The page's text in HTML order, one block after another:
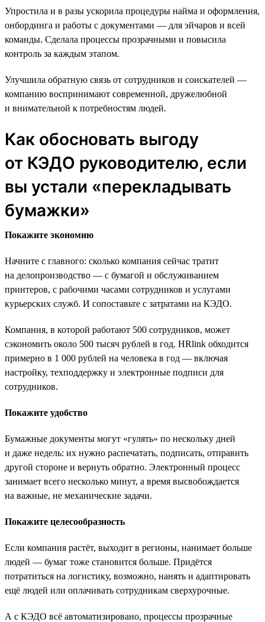
Упростила и в разы ускорила процедуры найма и оформления,
онбординга и работы с документами — для эйчаров и всей
команды. Сделала процессы прозрачными и повысила
контроль за каждым этапом.
Улучшила обратную связь от сотрудников и соискателей —
компанию воспринимают современной, дружелюбной
и внимательной к потребностям людей.
Как обосновать выгоду
от КЭДО руководителю, если
вы устали «перекладывать
бумажки»
Покажите экономию
Начните с главного: сколько компания сейчас тратит
на делопроизводство — с бумагой и обслуживанием
принтеров, с рабочими часами сотрудников и услугами
курьерских служб. И сопоставьте с затратами на КЭДО.
Компания, в которой работают 500 сотрудников, может
сэкономить около 500 тысяч рублей в год. HRlink обходится
примерно в 1 000 рублей на человека в год — включая
настройку, техподдержку и электронные подписи для
сотрудников.
Покажите удобство
Бумажные документы могут «гулять» по нескольку дней
и даже недель: их нужно распечатать, подписать, отправить
другой стороне и вернуть обратно. Электронный процесс
занимает всего несколько минут, а время высвобождается
на важные, не механические задачи.
Покажите целесообразность
Если компания растёт, выходит в регионы, нанимает больше
людей — бумаг тоже становится больше. Придётся
потратиться на логистику, возможно, нанять и адаптировать
ещё людей или оплачивать сотрудникам сверхурочные.
А с КЭДО всё автоматизировано, процессы прозрачные